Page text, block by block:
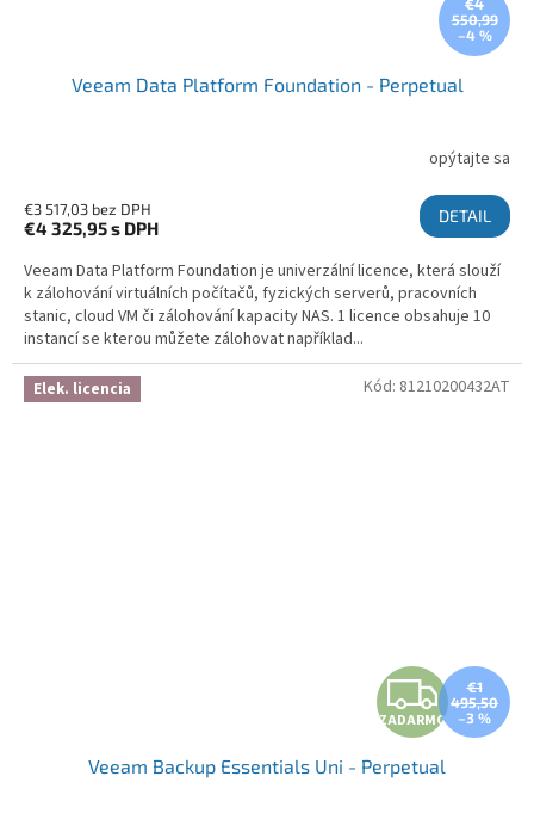
€4
550,99
–4 %
Veeam Data Platform Foundation - Perpetual
opýtajte sa
€3 517,03 bez DPH
€4 325,95s DPH
DETAIL
Veeam Data Platform Foundation je univerzální licence, která slouží
k zálohování virtuálních počítačů, fyzických serverů, pracovních
stanic, cloud VM či zálohování kapacity NAS. 1 licence obsahuje 10
instancí se kterou můžete zálohovat například...
Elek. licencia
ZADARMO
€1
495,50
–3 %
Veeam Backup Essentials Uni - Perpetual
Kód: 81210200432AT